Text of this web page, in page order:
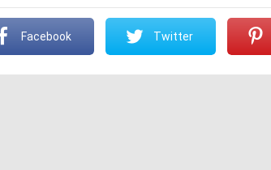
Facebook Twitter